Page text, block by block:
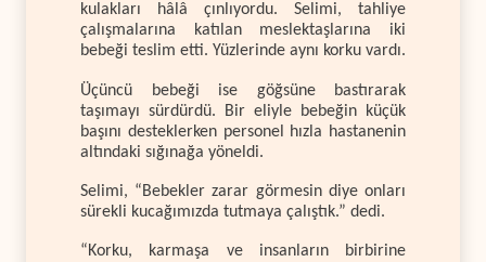
kulakları hâlâ çınlıyordu. Selimi, tahliye
çalışmalarına katılan meslektaşlarına iki
bebeği teslim etti. Yüzlerinde aynı korku vardı.
Üçüncü bebeği ise göğsüne bastırarak
taşımayı sürdürdü. Bir eliyle bebeğin küçük
başını desteklerken personel hızla hastanenin
altındaki sığınağa yöneldi.
Selimi, “Bebekler zarar görmesin diye onları
sürekli kucağımızda tutmaya çalıştık.” dedi.
“Korku, karmaşa ve insanların birbirine